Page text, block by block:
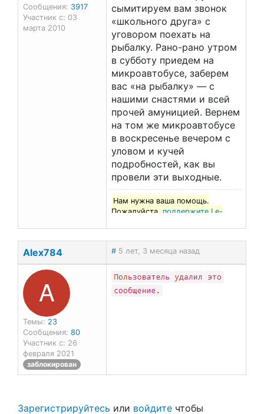
Сообщения: 3917
Участник с: 03
марта 2010
сымитируем вам звонок
«школьного друга» с
уговором поехать на
рыбалку. Рано-рано утром
в субботу приедем на
микроавтобусе, заберем
вас «на рыбалку» — с
нашими снастями и всей
прочей амуницией. Вернем
на том же микроавтобусе
в воскресенье вечером с
уловом и кучей
подробностей, как вы
провели эти выходные.
Нам нужна ваша помощь.
Пожалуйста,поддержите Le-
Alex784 # 5 лет, 3 месяца назад
A
Темы: 23
Сообщения: 80
Участник с: 26
февраля 2021
заблокирован
Зарегистрируйтесь или войдите чтобы